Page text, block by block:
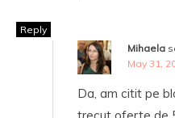
Reply
Mihaela
May 31,
Da, am citit pe